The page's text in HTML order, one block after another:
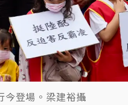
今登場。梁建裕攝